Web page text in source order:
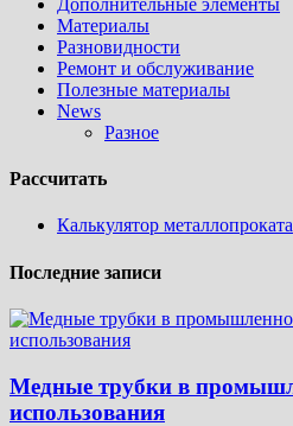
Материалы
Разновидности
Ремонт и обслуживание
Полезные материалы
News
Разное
Рассчитать
Калькулятор металлопроката
Последние записи
Медные трубки в
использования